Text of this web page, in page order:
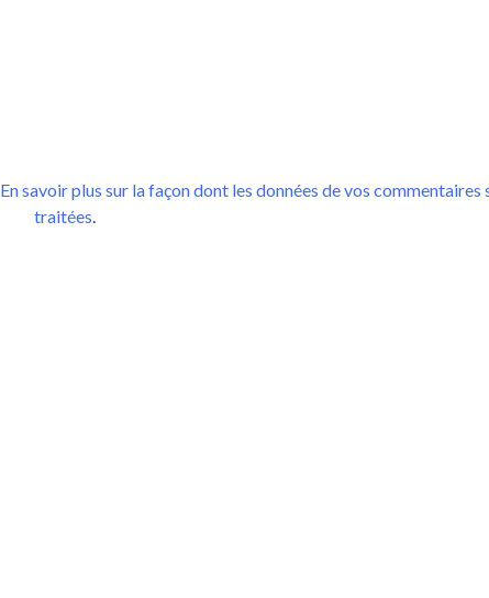
En savoir plus sur la façon dont les données de vos commentaires
traitées.